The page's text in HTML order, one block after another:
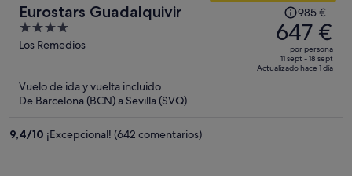
Eurostars Guadalquivir
4
out
Los Remedios
El
precio
era
de
985 €,
985 €
647 €
por persona
11 sept - 18 sept
Actualizado hace 1 día
Vuelo de ida y vuelta incluido
De Barcelona (BCN) a Sevilla (SVQ)
9,4/10 ¡Excepcional! (642 comentarios)